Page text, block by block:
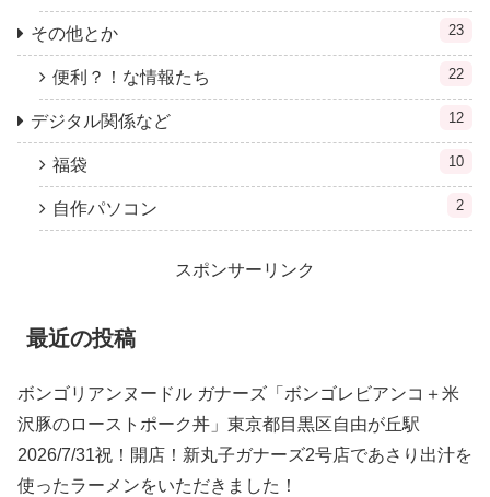
その他とか 23
便利？！な情報たち 22
デジタル関係など 12
福袋 10
自作パソコン 2
スポンサーリンク
最近の投稿
ボンゴリアンヌードル ガナーズ「ボンゴレビアンコ＋米
沢豚のローストポーク丼」東京都目黒区自由が丘駅
2026/7/31祝！開店！新丸子ガナーズ2号店であさり出汁を
使ったラーメンをいただきました！